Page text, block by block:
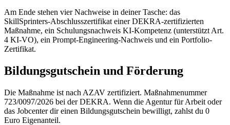
Am Ende stehen vier Nachweise in deiner Tasche: das
SkillSprinters-Abschlusszertifikat einer DEKRA-zertifizierten
Maßnahme, ein Schulungsnachweis KI-Kompetenz (unterstützt Art.
4 KI-VO), ein Prompt-Engineering-Nachweis und ein Portfolio-
Zertifikat.
Bildungsgutschein und Förderung
Die Maßnahme ist nach AZAV zertifiziert. Maßnahmenummer
723/0097/2026 bei der DEKRA. Wenn die Agentur für Arbeit oder
das Jobcenter dir einen Bildungsgutschein bewilligt, zahlst du 0
Euro Eigenanteil.